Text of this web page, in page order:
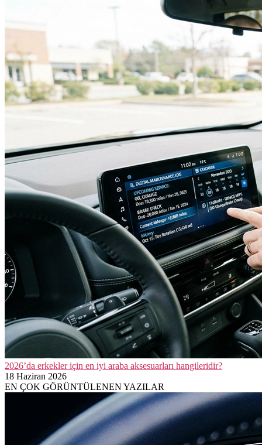
2026’da erkekler için en iyi araba aksesuarları hangileridir?
18 Haziran 2026
EN ÇOK GÖRÜNTÜLENEN YAZILAR